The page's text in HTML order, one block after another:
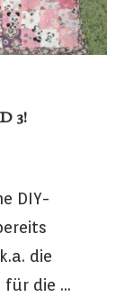
3!
DIY-
die
für die …